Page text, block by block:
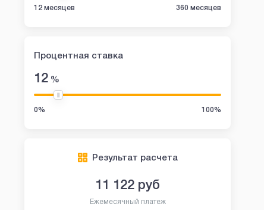
12 месяцев 360 месяцев
Процентная ставка
12 %
0% 100%
Результат расчета
11 122 руб
Ежемесячный платеж